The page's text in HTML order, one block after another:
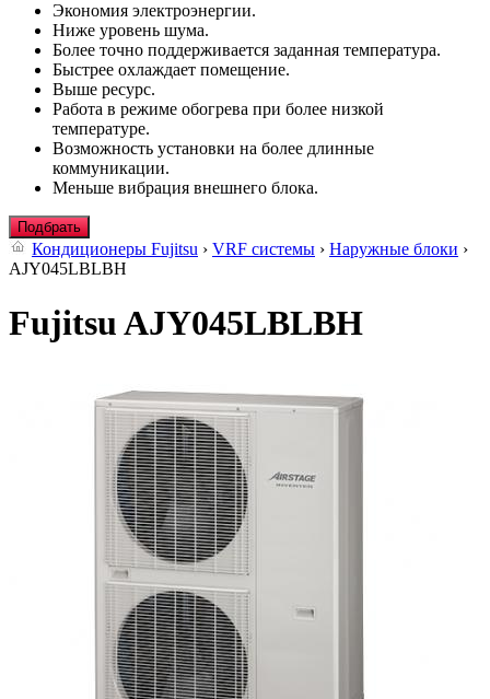
Экономия электроэнергии.
Ниже уровень шума.
Более точно поддерживается заданная температура.
Быстрее охлаждает помещение.
Выше ресурс.
Работа в режиме обогрева при более низкой
температуре.
Возможность установки на более длинные
коммуникации.
Меньше вибрация внешнего блока.
Подбрать
Кондиционеры Fujitsu › VRF системы › Наружные блоки ›
AJY045LBLBH
Fujitsu AJY045LBLBH